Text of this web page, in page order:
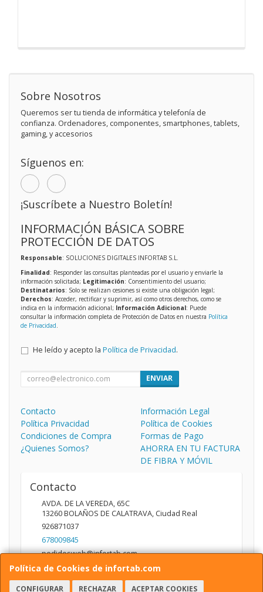
Política de Cookies de infortab.com
CONFIGURAR RECHAZAR ACEPTAR COOKIES
Sobre Nosotros
Queremos ser tu tienda de informática y telefonía de
confianza. Ordenadores, componentes, smartphones, tablets,
gaming, y accesorios
Síguenos en:
¡Suscríbete a Nuestro Boletín!
INFORMACIÓN BÁSICA SOBRE
PROTECCIÓN DE DATOS
Responsable: SOLUCIONES DIGITALES INFORTAB S.L.
Finalidad: Responder las consultas planteadas por el usuario y enviarle la
información solicitada; Legitimación: Consentimiento del usuario;
Destinatarios: Solo se realizan cesiones si existe una obligación legal;
Derechos: Acceder, rectificar y suprimir, así como otros derechos, como se
indica en la información adicional; Información Adicional: Puede
consultar la información completa de Protección de Datos en nuestra Política
de Privacidad
He leído y acepto la Política de Privacidad.
ENVIAR
Contacto
Información Legal
Política Privacidad
Política de Cookies
Condiciones de Compra
Formas de Pago
¿Quienes Somos?
AHORRA EN TU FACTURA
DE FIBRA Y MÓVIL
Contacto
AVDA. DE LA VEREDA, 65C
13260BOLAÑOS DE CALATRAVA, Ciudad Real
926871037
678009845
pedidosweb@infortab.com